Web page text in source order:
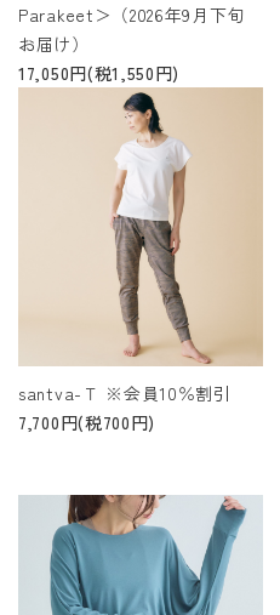
Parakeet＞（2026年9月下旬
お届け）
17,050円(税1,550円)
santva-Ｔ ※会員10％割引
7,700円(税700円)